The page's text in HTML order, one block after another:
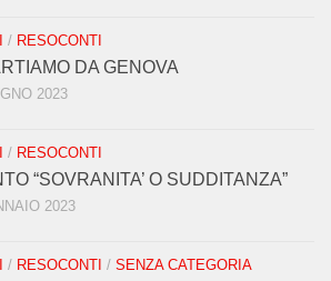
/ RESOCONTI
DA GENOVA
2023
/ RESOCONTI
“SOVRANITA’ O SUDDITANZA”
2023
/ RESOCONTI / SENZA CATEGORIA